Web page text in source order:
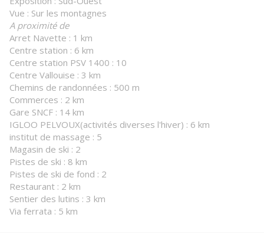
Vue : Sur les montagnes
A proximité de
Arret Navette : 1 km
Centre station : 6 km
Centre station PSV 1400 : 10
Centre Vallouise : 3 km
Chemins de randonnées : 500 m
Commerces : 2 km
Gare SNCF : 14 km
IGLOO PELVOUX(activités diverses l'hiver) : 6 km
institut de massage : 5
Magasin de ski : 2
Pistes de ski : 8 km
Pistes de ski de fond : 2
Restaurant : 2 km
Sentier des lutins : 3 km
Via ferrata : 5 km